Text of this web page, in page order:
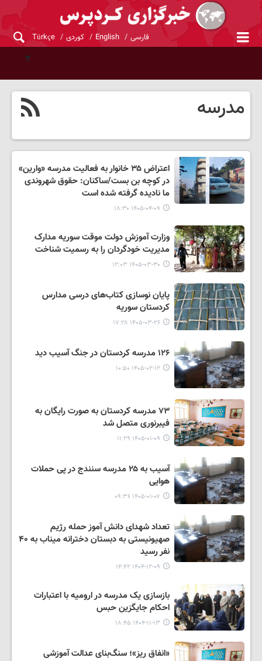
فارسی English کوردی Türkçe
مدرسه
اعتراض ۳۵ خانوار به فعالیت مدرسه «وارین»
در کوچه بن بست/ساکنان: حقوق شهروندی
ما نادیده گرفته شده است
۱۴۰۵-۰۴-۰۹ ۱۸:۳۰
وزارت آموزش دولت موقت سوریه مدارک
مدیریت خودگردان را به رسمیت شناخت
۱۴۰۵-۰۳-۳۰ ۱۲:۰۳
پایان نوسازی کتاب‌های درسی مدارس
کردستان سوریه
۱۴۰۵-۰۳-۲۶ ۱۷:۲۸
۱۲۶ مدرسه کردستان در جنگ آسیب دید
۱۴۰۵-۰۲-۱۲ ۱۰:۵۰
۷۳ مدرسه کردستان به صورت رایگان به
فیبرنوری متصل شد
۱۴۰۵-۰۱-۰۹ ۱۱:۲۹
آسیب به ۲۵ مدرسه سنندج در پی حملات
هوایی
۱۴۰۵-۰۱-۰۷ ۰۹:۳۶
تعداد شهدای دانش آموز حمله رژیم
صهیونیستی به دبستان دخترانه میناب به ۴۰
نفر رسید
۱۴۰۴-۱۲-۰۹ ۱۴:۴۲
بازسازی یک مدرسه در ارومیه با اعتبارات
احکام جایگزین حبس
۱۴۰۴-۱۱-۱۳ ۱۸:۴۵
«انفاق ریز»؛ سنگ‌بنای عدالت آموزشی